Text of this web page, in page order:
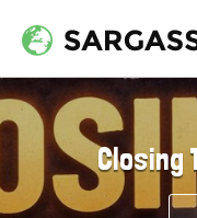
Closing